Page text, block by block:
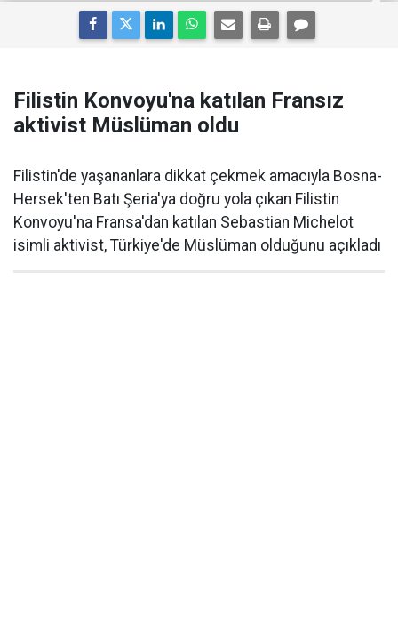
Filistin Konvoyu'na katılan Fransız
aktivist Müslüman oldu
Filistin'de yaşananlara dikkat çekmek amacıyla Bosna-
Hersek'ten Batı Şeria'ya doğru yola çıkan Filistin
Konvoyu'na Fransa'dan katılan Sebastian Michelot
isimli aktivist, Türkiye'de Müslüman olduğunu açıkladı